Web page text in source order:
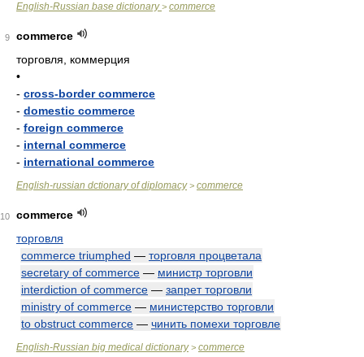
English-Russian base dictionary> commerce
9
commerce
торговля, коммерция
•
- cross-border commerce
- domestic commerce
- foreign commerce
- internal commerce
- international commerce
English-russian dctionary of diplomacy> commerce
10
commerce
торговля
commerce triumphed — торговля процветала
secretary of commerce — министр торговли
interdiction of commerce — запрет торговли
ministry of commerce — министерство торговли
to obstruct commerce — чинить помехи торговле
English-Russian big medical dictionary> commerce